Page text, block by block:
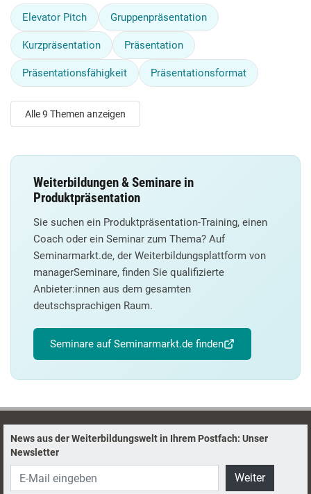
Elevator Pitch Gruppenpräsentation
Kurzpräsentation Präsentation
Präsentationsfähigkeit Präsentationsformat
Alle 9 Themen anzeigen
Weiterbildungen & Seminare in
Produktpräsentation
Sie suchen ein Produktpräsentation-Training, einen
Coach oder ein Seminar zum Thema? Auf
Seminarmarkt.de, der Weiterbildungsplattform von
managerSeminare, finden Sie qualifizierte
Anbieter:innen aus dem gesamten
deutschsprachigen Raum.
Seminare auf Seminarmarkt.de finden
News aus der Weiterbildungswelt in Ihrem Postfach: Unser
Newsletter
Weiter